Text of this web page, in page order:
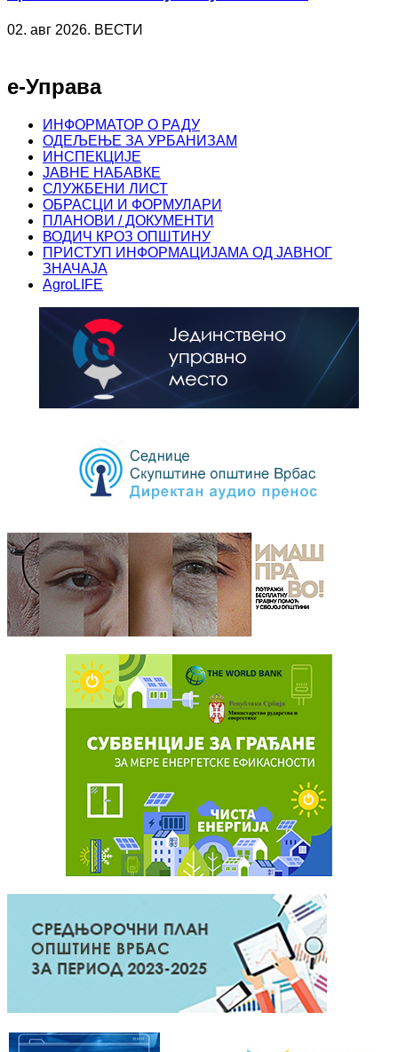
02. авг 2026. ВЕСТИ
е-Управа
ИНФОРМАТОР О РАДУ
ОДЕЉЕЊЕ ЗА УРБАНИЗАМ
ИНСПЕКЦИЈЕ
ЈАВНЕ НАБАВКЕ
СЛУЖБЕНИ ЛИСТ
ОБРАСЦИ И ФОРМУЛАРИ
ПЛАНОВИ / ДОКУМЕНТИ
ВОДИЧ КРОЗ ОПШТИНУ
ПРИСТУП ИНФОРМАЦИЈАМА ОД ЈАВНОГ
ЗНАЧАЈА
AgroLIFE